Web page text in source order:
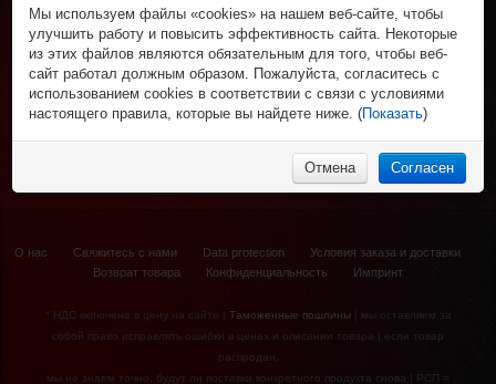
Мы используем файлы «cookies» на нашем веб-сайте, чтобы
улучшить работу и повысить эффективность сайта. Некоторые
из этих файлов являются обязательным для того, чтобы веб-
сайт работал должным образом. Пожалуйста, согласитесь с
использованием cookies в соответствии с связи с условиями
настоящего правила, которые вы найдете ниже. (Показать)
Согласен
Отмена
Клюшки
Трубы и крюки
Защита игрока
Вратарская экипировка
Для тренера и судьи
Сумки
Роликовые коньки
Клюшки
Колеса, подшипники и зап. части
Защитная экипировка
Экипировка вратаря
Рюкзаки
Аксессуары
Спортивная одежда
Футболки и поло
Шорты
Брюки
Толстовки
Нижнее бельё
Куртки
Спорт и отдых
Фигурные коньки
Роликовые коньки и самокаты
НХЛ Фан-зона
НХЛ сувениры
НХЛ бейсболки
О нас Свяжитесь с нами Data protection
Условия заказа и доставки
Возврат товара
Конфиденциальность Импринт
* НДС включена в цену на сайте | Таможенные пошлины| мы оставляем за
собой право исправлять ошибки в ценах и описании товара | если товар
распродан,
мы не знаем точно, будут ли поставки конкретного продукта снова | РСП =